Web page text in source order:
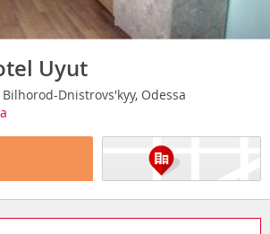
Uyut
Dnistrovs'kyy, Odessa